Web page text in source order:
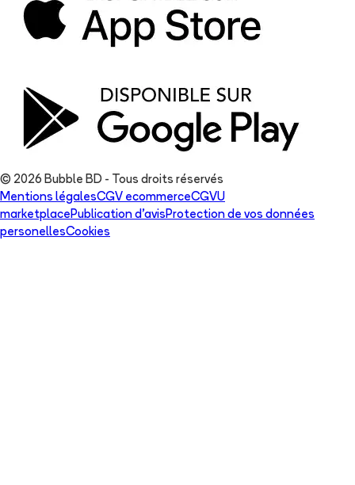
© 2026 Bubble BD - Tous droits réservés
Mentions légalesCGV ecommerceCGVU
marketplace Publication d'avis Protection de vos données
personellesCookies